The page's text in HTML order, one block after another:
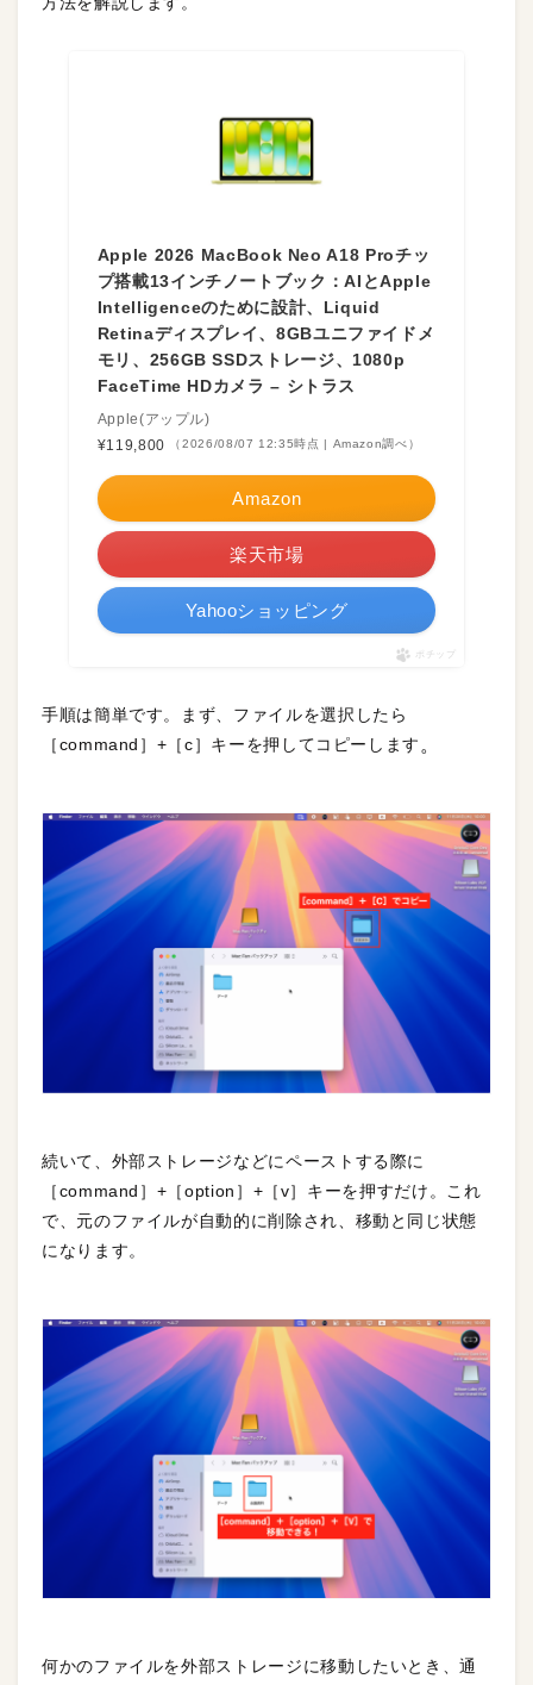
Apple 2026 MacBook Neo A18 Proチッ
プ搭載13インチノートブック：AIとApple
Intelligenceのために設計、Liquid
Retinaディスプレイ、8GBユニファイドメ
モリ、256GB SSDストレージ、1080p
FaceTime HDカメラ – シトラス
Apple(アップル)
¥119,800
（2026/08/07 12:35時点 | Amazon調べ）
Amazon
楽天市場
Yahooショッピング
ポチップ
手順は簡単です。まず、ファイルを選択したら
［command］+［c］キーを押してコピーします。
続いて、外部ストレージなどにペーストする際に
［command］+［option］+［v］キーを押すだけ。これ
で、元のファイルが自動的に削除され、移動と同じ状態
になります。
何かのファイルを外部ストレージに移動したいとき、通